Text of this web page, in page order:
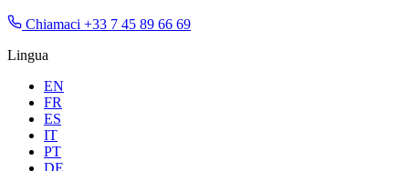
Chiamaci +33 7 45 89 66 69
Lingua
EN
FR
ES
IT
PT
DE